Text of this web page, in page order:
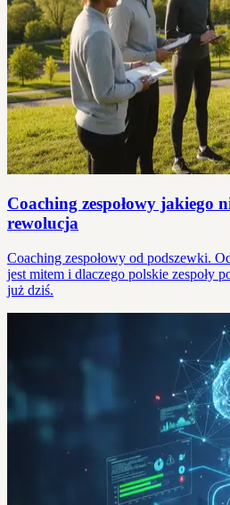
Coaching zespołowy jakiego
rewolucja
Coaching zespołowy od podszewki.
jest mitem i dlaczego polskie zespoły
już dziś.